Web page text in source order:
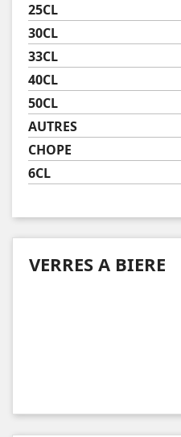
25CL
30CL
33CL
40CL
50CL
AUTRES
CHOPE
6CL
VERRES A BIERE